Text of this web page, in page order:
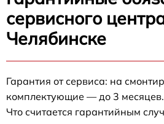
сервисного
Челябинске
Гарантия от сервиса: на
комплектующие — до 3 месяцев.
Что считается гарантийным